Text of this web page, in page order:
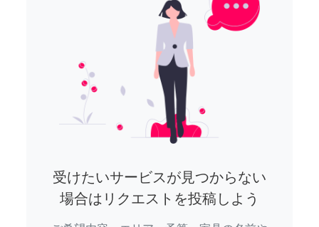
受けたいサービスが見つからない
場合はリクエストを投稿しよう